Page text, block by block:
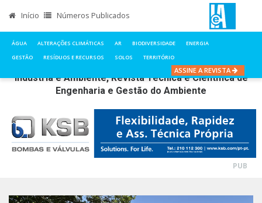
Início Números Publicados
ÁGUA ALTERAÇÕES CLIMÁTICAS AR BIODIVERSIDADE
ENERGIA
GESTÃO
RESÍDUOS E RECURSOS SOLOS TERRITÓRIO
ASSINE A REVISTA
Indústria e Ambiente, Revista Técnica e Científica de
Engenharia e Gestão do Ambiente
PUB